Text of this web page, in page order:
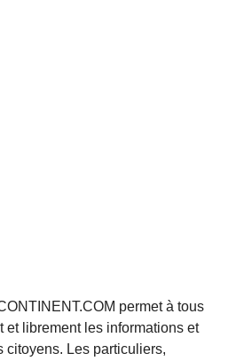
permet à tous
et librement les informations et
citoyens. Les particuliers,